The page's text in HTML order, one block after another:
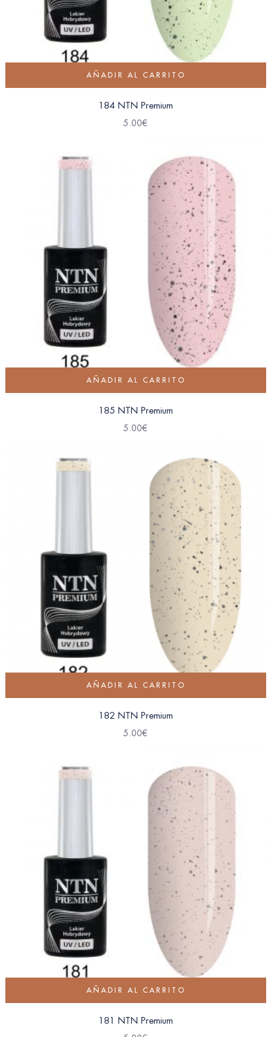
AÑADIR AL CARRITO
184 NTN Premium
5.00€
AÑADIR AL CARRITO
185 NTN Premium
5.00€
AÑADIR AL CARRITO
182 NTN Premium
5.00€
AÑADIR AL CARRITO
181 NTN Premium